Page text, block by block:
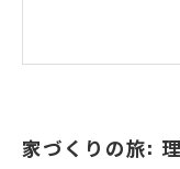
予算との向
施工業者選び
家づくりの旅: